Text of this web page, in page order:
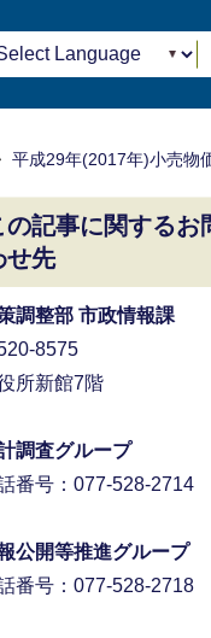
平成29年(2017年)小売物
の記事に関するお
せ先
調整部 市政情報課
8575
所新館7階
調査グループ
番号：077-528-2714
公開等推進グループ
番号：077-528-2718